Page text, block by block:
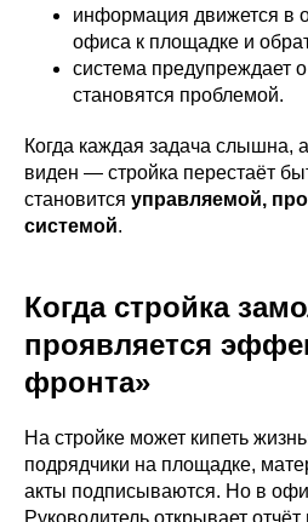
информация движется в
офиса к площадке и
система предупреждает о
становятся проблемой.
Когда каждая задача слышна,
виден — стройка перестаёт
становится управляемой,
системой.
Когда стройка
проявляется
фронта»
На стройке может кипеть
подрядчики на площадке,
акты подписываются. Но в
Руководитель открывает